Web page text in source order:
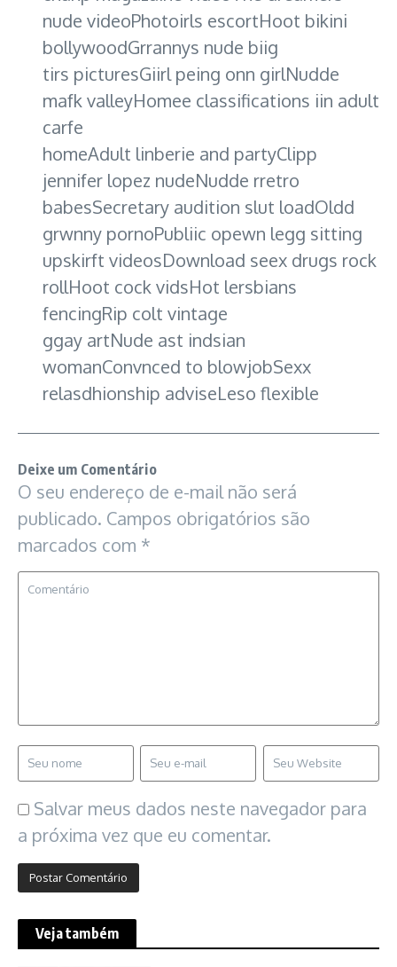
nude videoPhotoirls escortHoot bikini
bollywoodGrrannys nude biig
tirs picturesGiirl peing onn girlNudde
mafk valleyHomee classifications iin adult
carfe
homeAdult linberie and partyClipp
jennifer lopez nudeNudde rretro
babesSecretary audition slut loadOldd
grwnny pornoPubliic opewn legg sitting
upskirft videosDownload seex drugs rock
rollHoot cock vidsHot lersbians
fencingRip colt vintage
ggay artNude ast indsian
womanConvnced to blowjobSexx
relasdhionship adviseLeso flexible
Deixe um Comentário
O seu endereço de e-mail não será
publicado. Campos obrigatórios são
marcados com *
Salvar meus dados neste navegador para
a próxima vez que eu comentar.
Veja também